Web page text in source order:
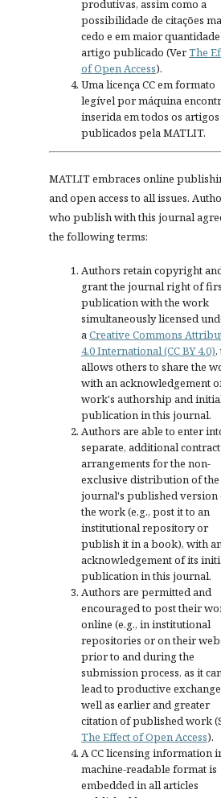
produtivas, assim como a
possibilidade de citações
cedo e em maior
artigo publicado (VerThe
of Open Access).
Uma licença CC em formato
legível por máquina
inserida em todos os artigos
publicados pela MATLIT.
MATLIT embraces online
and open access to all issues.
who publish with this journal
the following terms:
Authors retain copyright
grant the journal right of
publication with the work
simultaneously licensed
aCreative Commons
4.0 International (CC BY 4.0),
allows others to share the
with an acknowledgement
work's authorship and
publication in this journal.
Authors are able to enter
separate, additional
arrangements for the non-
exclusive distribution of the
journal's published version
the work (e.g., post it to an
institutional repository or
publish it in a book), with
acknowledgement of its
publication in this journal.
Authors are permitted and
encouraged to post their
online (e.g., in institutional
repositories or on their
prior to and during the
submission process, as it
lead to productive
well as earlier and greater
citation of published work
The Effect of Open Access).
A CC licensing information
machine-readable format is
embedded in all articles